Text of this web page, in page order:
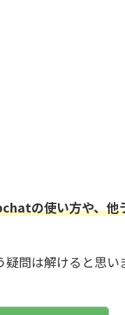
の使い方や、他
問は解けると思い